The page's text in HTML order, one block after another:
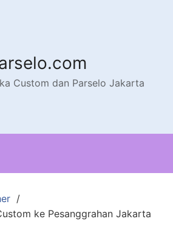
Custom dan Parselo Jakarta
ke Pesanggrahan Jakarta